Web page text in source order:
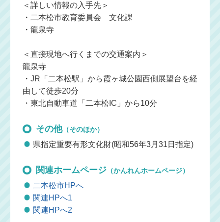
＜詳しい情報の入手先＞
・二本松市教育委員会 文化課
・龍泉寺
＜直接現地へ行くまでの交通案内＞
龍泉寺
・JR「二本松駅」から霞ヶ城公園西側展望台を経
由して徒歩20分
・東北自動車道「二本松IC」から10分
その他（そのほか）
県指定重要有形文化財(昭和56年3月31日指定)
関連ホームページ（かんれんホームページ）
二本松市HPへ
関連HPへ1
関連HPへ2